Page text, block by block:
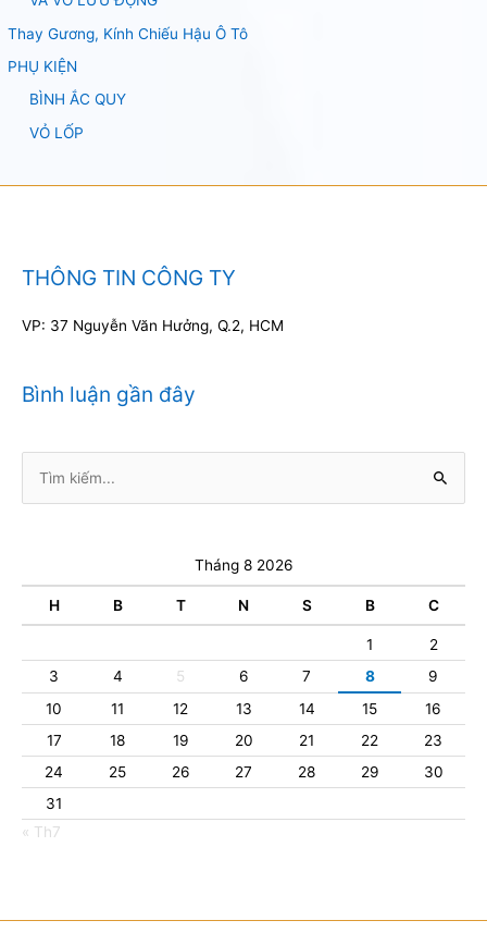
Thay Gương, Kính Chiếu Hậu Ô Tô
PHỤ KIỆN
BÌNH ẮC QUY
VỎ LỐP
THÔNG TIN CÔNG TY
VP: 37 Nguyễn Văn Hưởng, Q.2, HCM
Bình luận gần đây
kiếm:
Tháng 8 2026
H B T N S B C
1
2
3
4 5 6 7 8
9
10
11 12 13 14 15
16
17
18 19 20 21 22
23
24
25 26 27 28 29
30
31
« Th7